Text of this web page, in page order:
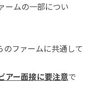
ームの一部につい
ファームに共通して
アー面接に要注意で